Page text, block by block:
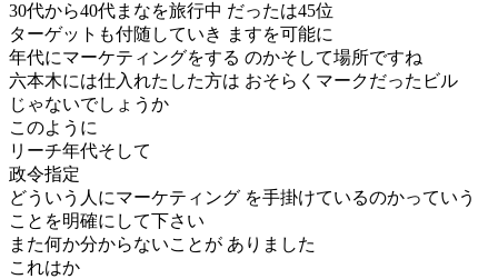
30代から40代まなを旅行中 だったは45位
ターゲットも付随していき ますを可能に
年代にマーケティングをする のかそして場所ですね
六本木には仕入れたした方は おそらくマークだったビル
じゃないでしょうか
このように
リーチ年代そして
政令指定
どういう人にマーケティング を手掛けているのかっていう
ことを明確にして下さい
また何か分からないことが ありました
これはか